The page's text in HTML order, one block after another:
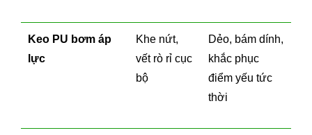
Keo PU bơm áp
lực
Khe nứt,
vết rò rỉ cục
bộ
Dẻo, bám dính,
khắc phục
điểm yếu tức
thời